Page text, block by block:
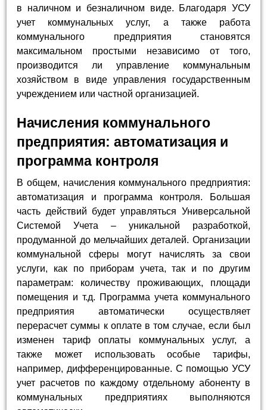
в наличном и безналичном виде. Благодаря УСУ
учет коммунальных услуг, а также работа
коммунального предприятия становятся
максимальном простыми независимо от того,
производится ли управление коммунальным
хозяйством в виде управления государственным
учреждением или частной организацией.
Начисления коммунального
предприятия: автоматизация и
программа контроля
В общем, начисления коммунального предприятия:
автоматизация и программа контроля. Большая
часть действий будет управляться Универсальной
Системой Учета – уникальной разработкой,
продуманной до мельчайших деталей. Организации
коммунальной сферы могут начислять за свои
услуги, как по приборам учета, так и по другим
параметрам: количеству проживающих, площади
помещения и т.д. Программа учета коммунального
предприятия автоматически осуществляет
перерасчет суммы к оплате в том случае, если был
изменен тариф оплаты коммунальных услуг, а
также может использовать особые тарифы,
например, дифференцированные. С помощью УСУ
учет расчетов по каждому отдельному абоненту в
коммунальных предприятиях выполняются